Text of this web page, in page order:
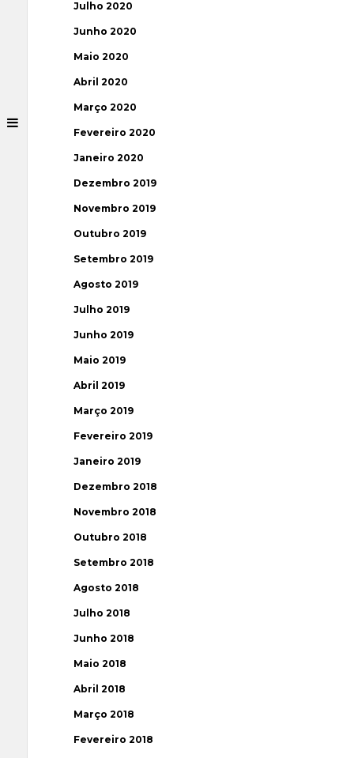
Julho 2020
Junho 2020
Maio 2020
Abril 2020
Março 2020
Fevereiro 2020
Janeiro 2020
Dezembro 2019
Novembro 2019
Outubro 2019
Setembro 2019
Agosto 2019
Julho 2019
Junho 2019
Maio 2019
Abril 2019
Março 2019
Fevereiro 2019
Janeiro 2019
Dezembro 2018
Novembro 2018
Outubro 2018
Setembro 2018
Agosto 2018
Julho 2018
Junho 2018
Maio 2018
Abril 2018
Março 2018
Fevereiro 2018